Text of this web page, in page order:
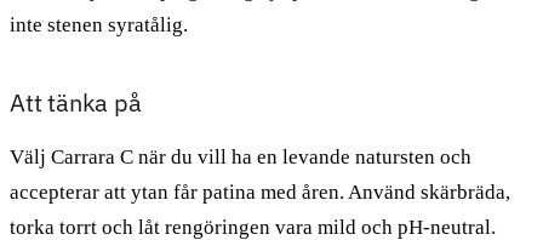
inte stenen syratålig.
Att tänka på
Välj Carrara C när du vill ha en levande natursten och
accepterar att ytan får patina med åren. Använd skärbräda,
torka torrt och låt rengöringen vara mild och pH-neutral.